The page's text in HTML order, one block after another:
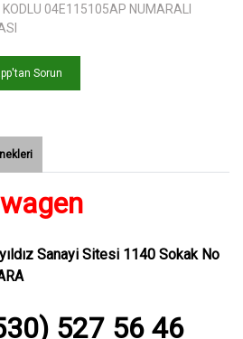
04E115105AP NUMARALI
Sorun
Sanayi Sitesi 1140 Sokak No
527 56 46